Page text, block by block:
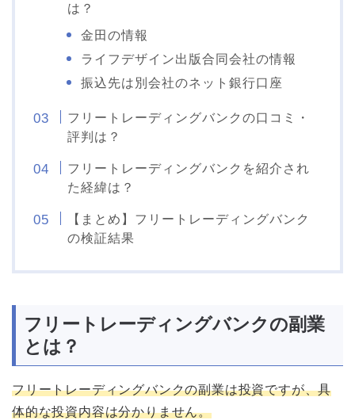
は？
金田の情報
ライフデザイン出版合同会社の情報
振込先は別会社のネット銀行口座
フリートレーディングバンクの口コミ・
評判は？
フリートレーディングバンクを紹介され
た経緯は？
【まとめ】フリートレーディングバンク
の検証結果
フリートレーディングバンクの副業
とは？
フリートレーディングバンクの副業は投資ですが、具
体的な投資内容は分かりません。